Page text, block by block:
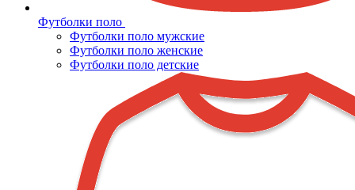
Футболки поло
Футболки поло мужские
Футболки поло женские
Футболки поло детские